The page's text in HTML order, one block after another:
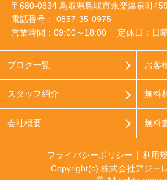
〒680-0834 鳥取県鳥取市永楽温泉町459
電話番号： 0857-35-0975
営業時間：09:00～18:00
定休日：日
ブログ一覧
スタッフ紹介
会社概要
お客
無料
無料
プライバシーポリシー 利用
Copyright(c) 株式会社アジー